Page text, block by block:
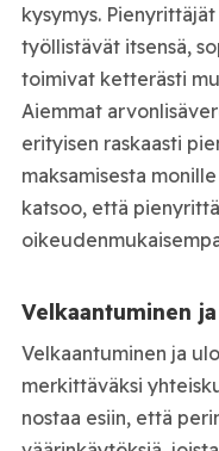
kysymys.
työllistävät itsensä,
toimivat ketterästi
Aiemmat
erityisen raskaasti
maksamisesta
katsoo, että
Velkaantuminen
Velkaantuminen ja
merkittäväksi
nostaa esiin, että